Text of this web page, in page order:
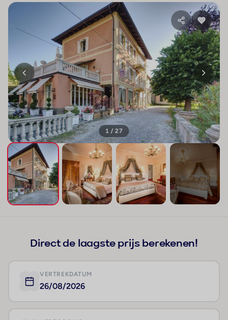
1 / 27
Direct de laagste prijs berekenen!
VERTREKDATUM
26/08/2026